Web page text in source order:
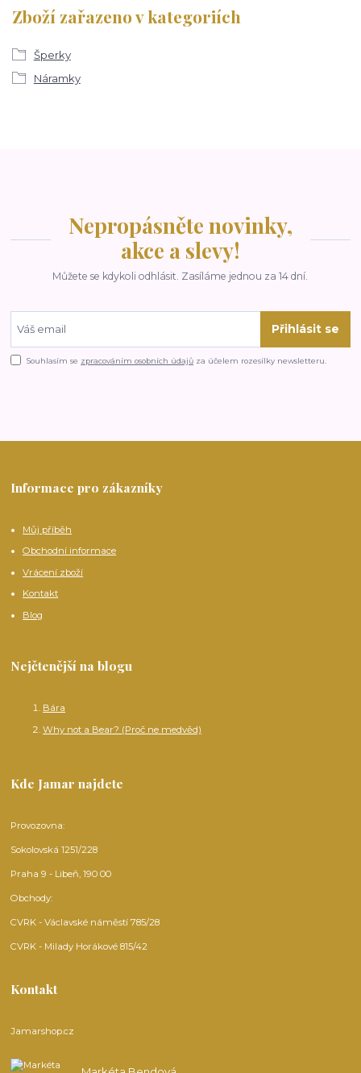
Zboží zařazeno v kategoriích
Šperky
Náramky
Nepropásněte novinky,
akce a slevy!
Můžete se kdykoli odhlásit. Zasíláme jednou za 14 dní.
Přihlásit se
Souhlasím se zpracováním osobních údajů za účelem rozesílky newsletteru.
Informace pro zákazníky
Můj příběh
Obchodní informace
Vrácení zboží
Kontakt
Blog
Nejčtenější na blogu
Bára
Why not a Bear? (Proč ne medvěd)
Kde Jamar najdete
Provozovna:
Sokolovská 1251/228
Praha 9 - Libeň, 190 00
Obchody:
CVRK - Václavské náměstí 785/28
CVRK - Milady Horákové 815/42
Kontakt
Jamarshop.cz